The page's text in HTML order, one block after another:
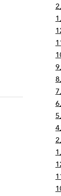
2
9
8
7
6
5
4
2